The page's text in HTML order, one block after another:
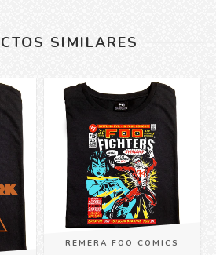
SIMILARES
REMERA FOO COMICS